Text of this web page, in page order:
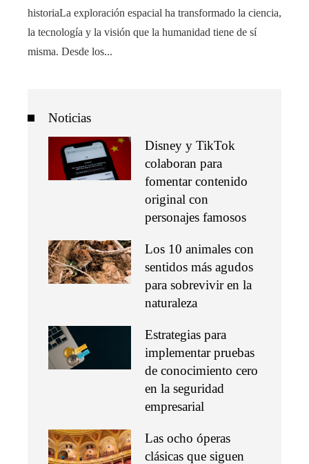
historiaLa exploración espacial ha transformado la ciencia,
la tecnología y la visión que la humanidad tiene de sí
misma. Desde los...
Noticias
Disney y TikTok
colaboran para
fomentar contenido
original con
personajes famosos
Los 10 animales con
sentidos más agudos
para sobrevivir en la
naturaleza
Estrategias para
implementar pruebas
de conocimiento cero
en la seguridad
empresarial
Las ocho óperas
clásicas que siguen